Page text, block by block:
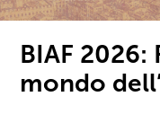
BIAF 2026:
mondo